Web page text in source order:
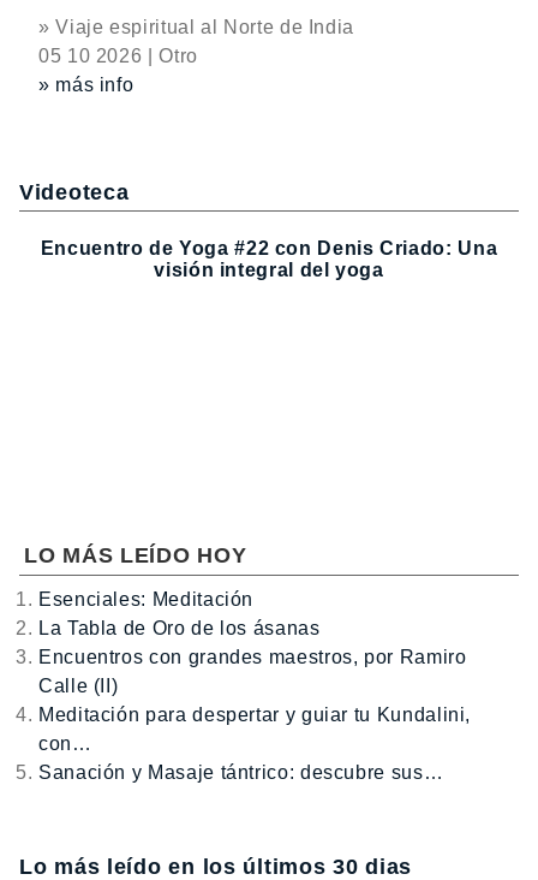
» Viaje espiritual al Norte de India
05 10 2026 | Otro
» más info
Videoteca
Encuentro de Yoga #22 con Denis Criado: Una
visión integral del yoga
LO MÁS LEÍDO HOY
Esenciales: Meditación
La Tabla de Oro de los ásanas
Encuentros con grandes maestros, por Ramiro
Calle (II)
Meditación para despertar y guiar tu Kundalini,
con…
Sanación y Masaje tántrico: descubre sus…
Lo más leído en los últimos 30 dias